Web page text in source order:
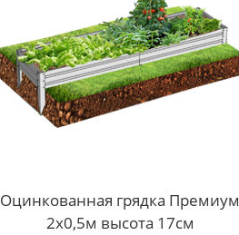
Оцинкованная грядка Премиум
2х0,5м высота 17см